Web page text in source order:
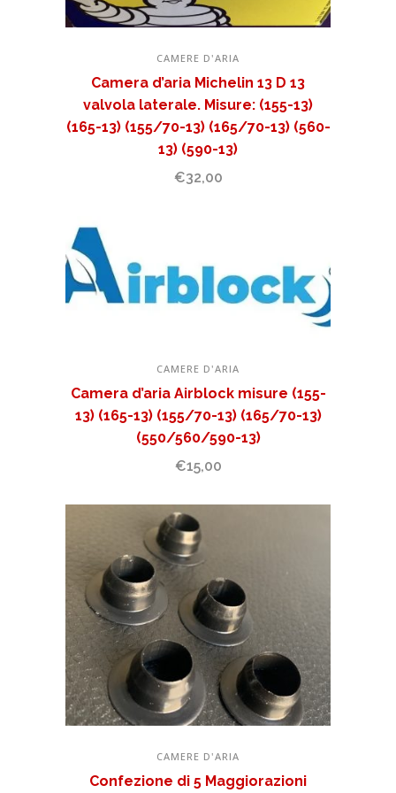
CAMERE D'ARIA
Camera d’aria Michelin 13 D 13
valvola laterale. Misure: (155-13)
(165-13) (155/70-13) (165/70-13) (560-
13) (590-13)
€32,00
CAMERE D'ARIA
Camera d’aria Airblock misure (155-
13) (165-13) (155/70-13) (165/70-13)
(550/560/590-13)
€15,00
CAMERE D'ARIA
Confezione di 5 Maggiorazioni